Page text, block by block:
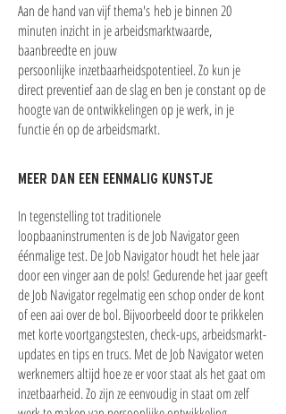
Aan de hand van vijf thema's heb je binnen 20
minuten inzicht in je arbeidsmarktwaarde,
baanbreedte en jouw
persoonlijke inzetbaarheidspotentieel. Zo kun je
direct preventief aan de slag en ben je constant op de
hoogte van de ontwikkelingen op je werk, in je
functie én op de arbeidsmarkt.
MEER DAN EEN EENMALIG KUNSTJE
In tegenstelling tot traditionele
loopbaaninstrumenten is de Job Navigator geen
éénmalige test. De Job Navigator houdt het hele jaar
door een vinger aan de pols! Gedurende het jaar geeft
de Job Navigator regelmatig een schop onder de kont
of een aai over de bol. Bijvoorbeeld door te prikkelen
met korte voortgangstesten, check-ups, arbeidsmarkt-
updates en tips en trucs. Met de Job Navigator weten
werknemers altijd hoe ze er voor staat als het gaat om
inzetbaarheid. Zo zijn ze eenvoudig in staat om zelf